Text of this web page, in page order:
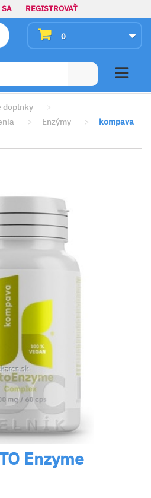
REGISTROVAŤ
0
doplnky
>
> Enzýmy >
kompava
Enzyme